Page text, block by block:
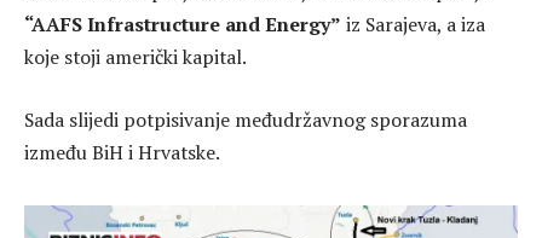
“AAFS Infrastructure and Energy” iz Sarajeva, a iza
koje stoji američki kapital.
Sada slijedi potpisivanje međudržavnog sporazuma
između BiH i Hrvatske.